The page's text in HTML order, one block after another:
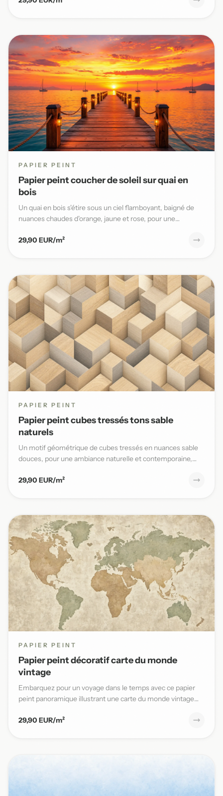
PAPIER PEINT
Papier peint coucher de soleil sur quai en
bois
Un quai en bois s'étire sous un ciel flamboyant, baigné de
nuances chaudes d'orange, jaune et rose, pour une
29,90 EUR/m²
PAPIER PEINT
Papier peint cubes tressés tons sable
naturels
Un motif géométrique de cubes tressés en nuances sable
douces, pour une ambiance naturelle et contemporaine,
29,90 EUR/m²
PAPIER PEINT
Papier peint décoratif carte du monde
vintage
Embarquez pour un voyage dans le temps avec ce papier
peint panoramique illustrant une carte du monde vintage
29,90 EUR/m²